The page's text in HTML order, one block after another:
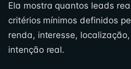
Ela mostra quantos leads
critérios mínimos definidos
renda, interesse,
intenção real.